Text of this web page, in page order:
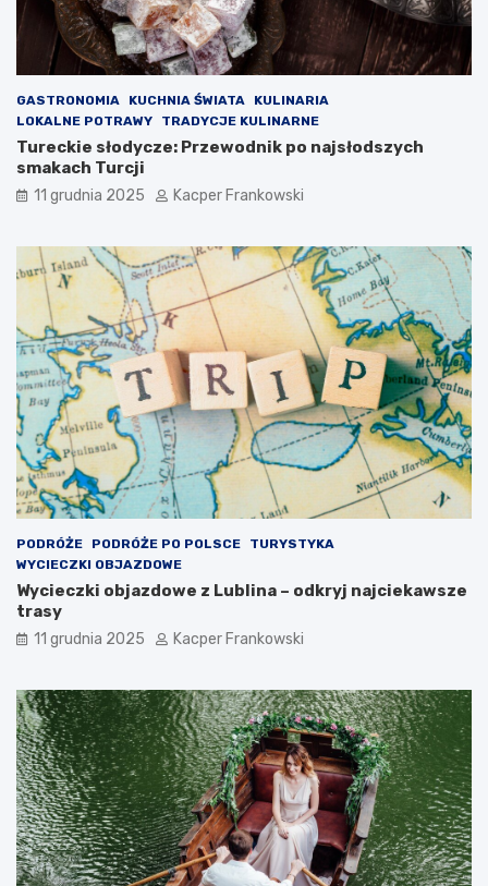
GASTRONOMIA KUCHNIA ŚWIATA
KULINARIA
LOKALNE POTRAWY
TRADYCJE KULINARNE
Tureckie słodycze: Przewodnik po najsłodszych
smakach Turcji
11 grudnia 2025 Kacper Frankowski
PODRÓŻE PODRÓŻE PO POLSCE
TURYSTYKA
WYCIECZKI OBJAZDOWE
Wycieczki objazdowe z Lublina – odkryj najciekawsze
trasy
11 grudnia 2025 Kacper Frankowski